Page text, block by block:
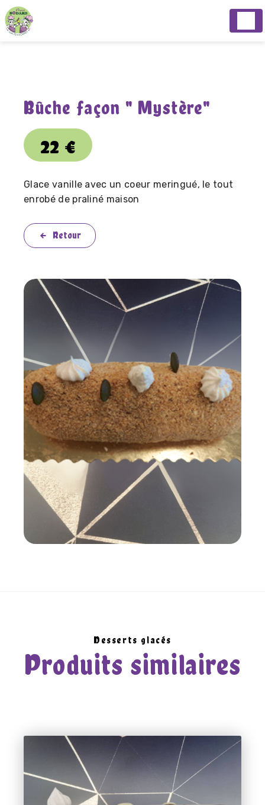
Bûche façon " Mystère"
22 €
Glace vanille avec un coeur meringué, le tout
enrobé de praliné maison
Retour
Desserts glacés
Produits similaires
Panneau de gestion des cookies